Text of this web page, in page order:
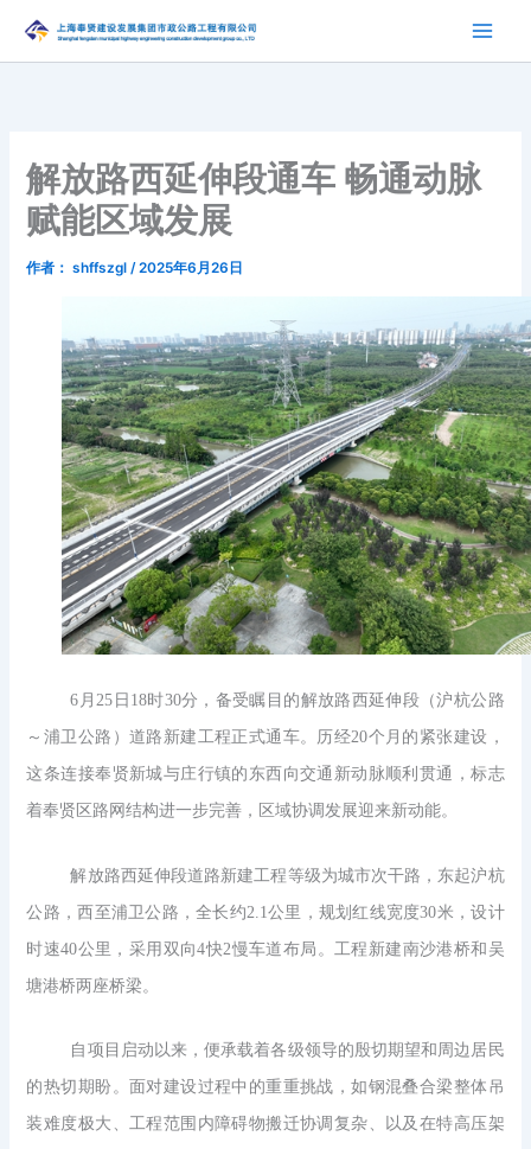
内
解放路西延伸段通车 畅通动脉
赋能区域发展
作者： shffszgl/2025年6月26日
6月25日18时30分，备受瞩目的解放路西延伸段（沪杭公路
～浦卫公路）道路新建工程正式通车。历经20个月的紧张建设，
这条连接奉贤新城与庄行镇的东西向交通新动脉顺利贯通，标志
着奉贤区路网结构进一步完善，区域协调发展迎来新动能。
解放路西延伸段道路新建工程等级为城市次干路，东起沪杭
公路，西至浦卫公路，全长约2.1公里，规划红线宽度30米，设计
时速40公里，采用双向4快2慢车道布局。工程新建南沙港桥和吴
塘港桥两座桥梁。
自项目启动以来，便承载着各级领导的殷切期望和周边居民
的热切期盼。面对建设过程中的重重挑战，如钢混叠合梁整体吊
装难度极大、工程范围内障碍物搬迁协调复杂、以及在特高压架